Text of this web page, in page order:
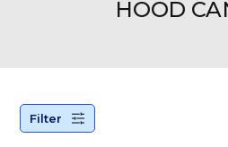
HOOD
Filter